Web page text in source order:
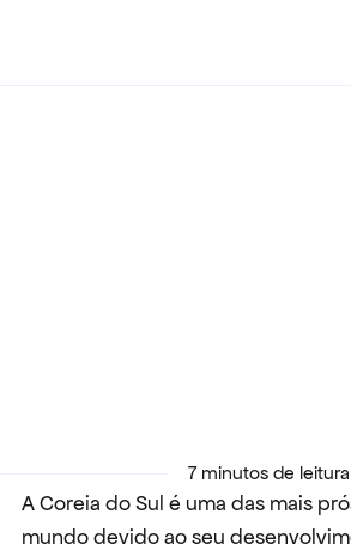
7 minutos de leitura
A Coreia do Sul é uma das mais
mundo devido ao seu